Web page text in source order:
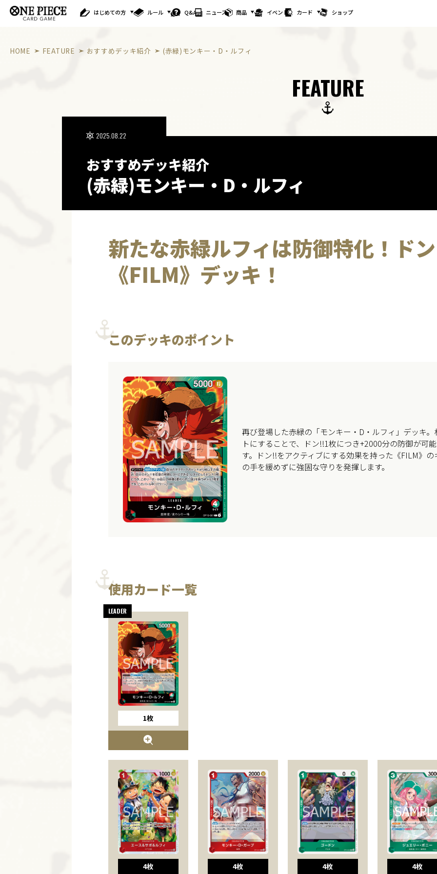
はじめての方 ルール Q&A ニュース 商品 イベント カード ショップ
HOME FEATURE おすすめデッキ紹介 (赤緑)モンキー・D・ルフィ
FEATURE
おすすめデッキ紹介
(赤緑)モンキー・D・ルフィ
2025.08.22
新たな赤緑ルフィは防御特化！ド
《FILM》デッキ！
このデッキのポイント
再び登場した赤緑の「モンキー・D・ルフィ」デッキ
トにすることで、ドン!!1枚につき+2000分の防御が可
す。ドン!!をアクティブにする効果を持った《FILM》
の手を緩めずに強固な守りを発揮します。
使用カード一覧
1枚
4枚 4枚 4枚 4枚